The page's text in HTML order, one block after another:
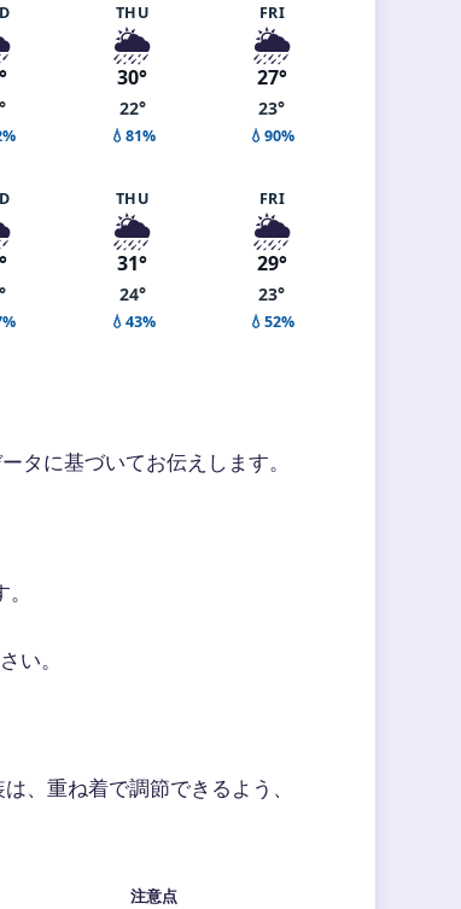
THU
🌦️
30°
22°
💧81%
FRI
🌦️
27°
23°
💧90%
THU
🌦️
31°
24°
💧43%
FRI
🌦️
29°
23°
💧52%
タに基づいてお伝えします。
い。
、重ね着で調節できるよう、
注意点